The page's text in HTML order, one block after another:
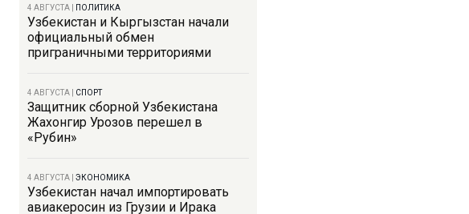
4 АВГУСТА ПОЛИТИКА
Узбекистан и Кыргызстан начали
официальный обмен
приграничными территориями
4 АВГУСТА СПОРТ
Защитник сборной Узбекистана
Жахонгир Урозов перешел в
«Рубин»
4 АВГУСТА ЭКОНОМИКА
Узбекистан начал импортировать
авиакеросин из Грузии и Ирака